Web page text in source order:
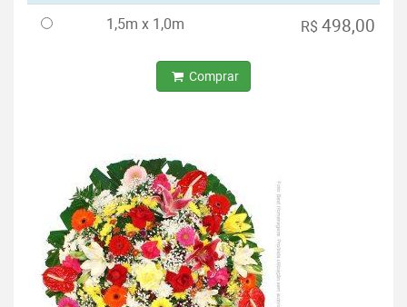
1,5m x 1,0m R$ 498,00
Comprar